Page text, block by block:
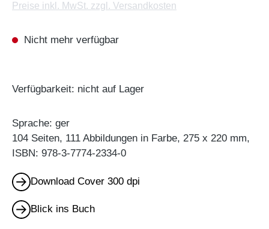
Preise inkl. MwSt. zzgl. Versandkosten
Nicht mehr verfügbar
Verfügbarkeit: nicht auf Lager
Sprache: ger
104 Seiten, 111 Abbildungen in Farbe, 275 x 220 mm,
ISBN: 978-3-7774-2334-0
Download Cover 300 dpi
Blick ins Buch